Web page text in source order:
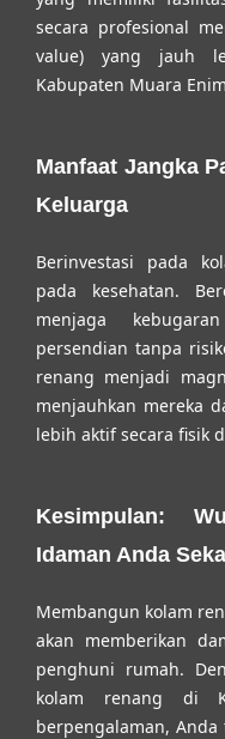
secara profesional
value) yang jauh
Kabupaten Muara
Manfaat Jangka
Keluarga
Berinvestasi pada
pada kesehatan.
menjaga
persendian tanpa
renang menjadi
menjauhkan mereka
lebih aktif secara fisik
Kesimpulan:
Idaman Anda
Membangun kolam
akan memberikan
penghuni rumah.
kolam renang di
berpengalaman,